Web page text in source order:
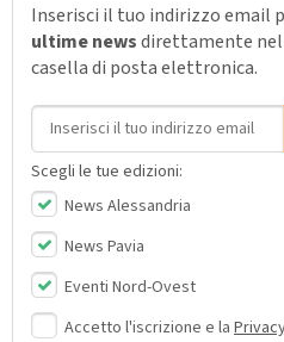
Inserisci il tuo indirizzo email
ultime newsdirettamente
casella di posta elettronica.
Indirizzo email
Scegli le tue edizioni:
News Alessandria
News Pavia
Eventi Nord-Ovest
Accetto l'iscrizione e la